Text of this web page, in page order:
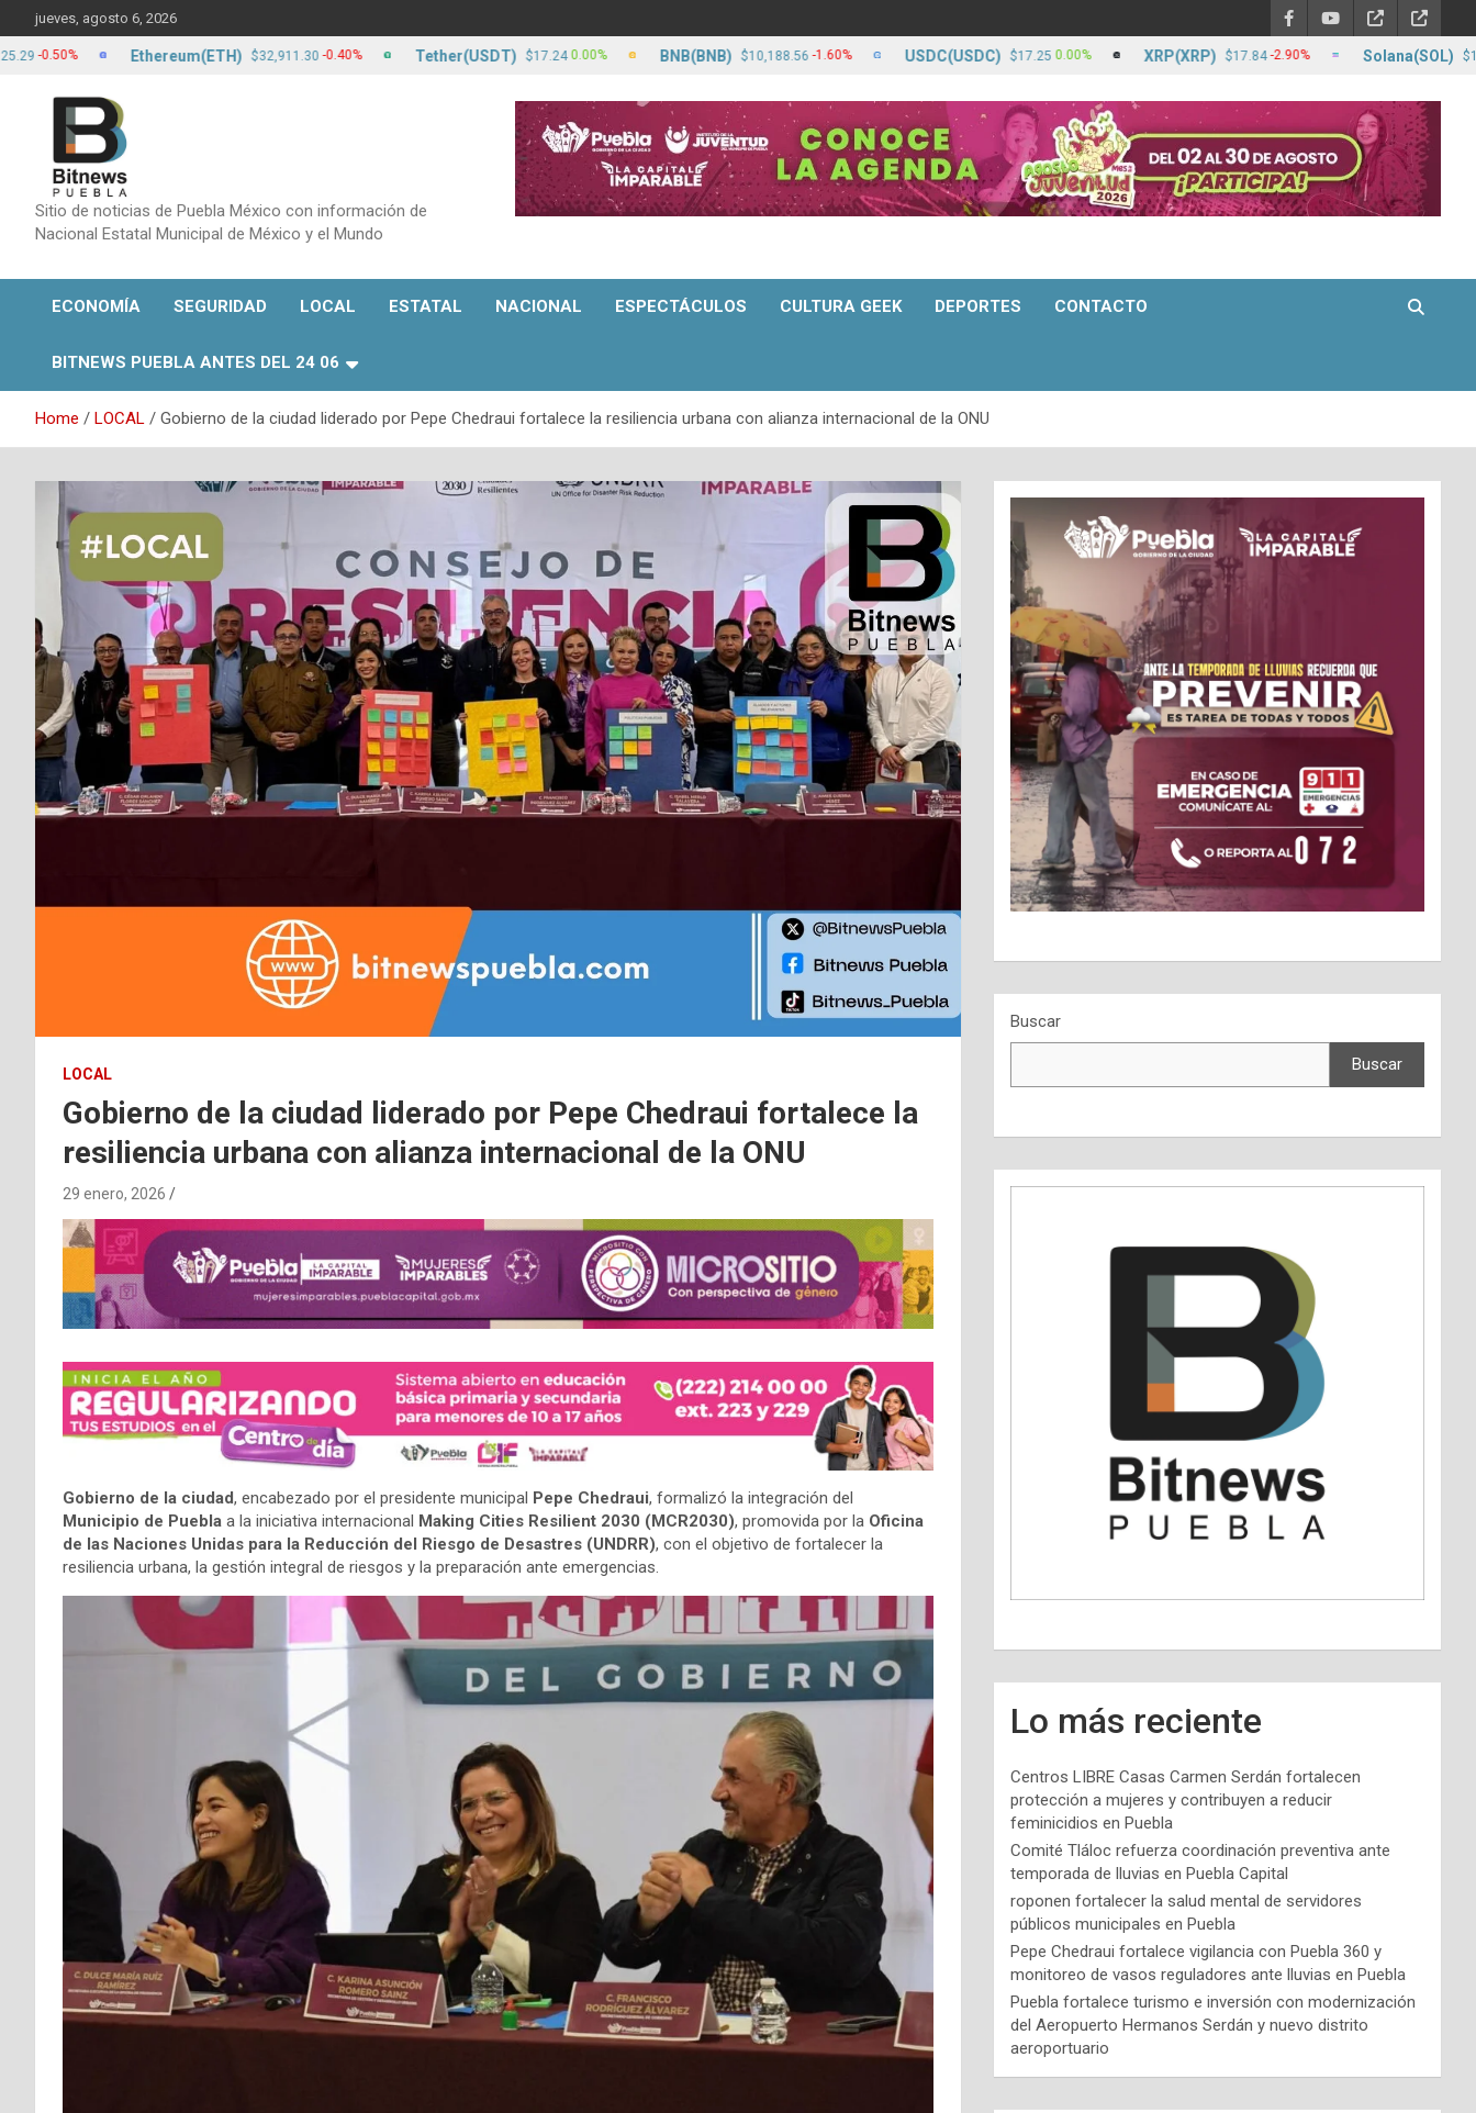
to
content
jueves, agosto 6, 2026
Sitio de noticias de Puebla México con información de
Nacional Estatal Municipal de México y el Mundo
ECONOMÍA SEGURIDAD LOCAL ESTATAL NACIONAL ESPECTÁCULOS CULTURA GEEK DEPORTES CONTACTO
BITNEWS PUEBLA ANTES DEL 24 06
Home LOCAL Gobierno de la ciudad liderado por Pepe Chedraui fortalece la resiliencia urbana con alianza internacional de la ONU
LOCAL
Gobierno de la ciudad liderado por Pepe Chedraui fortalece la
resiliencia urbana con alianza internacional de la ONU
29 enero, 2026
Gobierno de la ciudad, encabezado por el presidente municipal Pepe Chedraui, formalizó la integración del
Municipio de Puebla a la iniciativa internacional Making Cities Resilient 2030 (MCR2030), promovida por la Oficina
de las Naciones Unidas para la Reducción del Riesgo de Desastres (UNDRR), con el objetivo de fortalecer la
resiliencia urbana, la gestión integral de riesgos y la preparación ante emergencias.
Buscar
Buscar
Lo más reciente
Centros LIBRE Casas Carmen Serdán fortalecen
protección a mujeres y contribuyen a reducir
feminicidios en Puebla
Comité Tláloc refuerza coordinación preventiva ante
temporada de lluvias en Puebla Capital
roponen fortalecer la salud mental de servidores
públicos municipales en Puebla
Pepe Chedraui fortalece vigilancia con Puebla 360 y
monitoreo de vasos reguladores ante lluvias en Puebla
Puebla fortalece turismo e inversión con modernización
del Aeropuerto Hermanos Serdán y nuevo distrito
aeroportuario
Ethereum(ETH) $32,911.30 -0.40% Tether(USDT) $17.24 0.00% BNB(BNB) $10,188.56 -1.60% USDC(USDC) $17.25 0.00% XRP(XRP) $17.84 -2.90% Solana(SOL) $1,256.92 -